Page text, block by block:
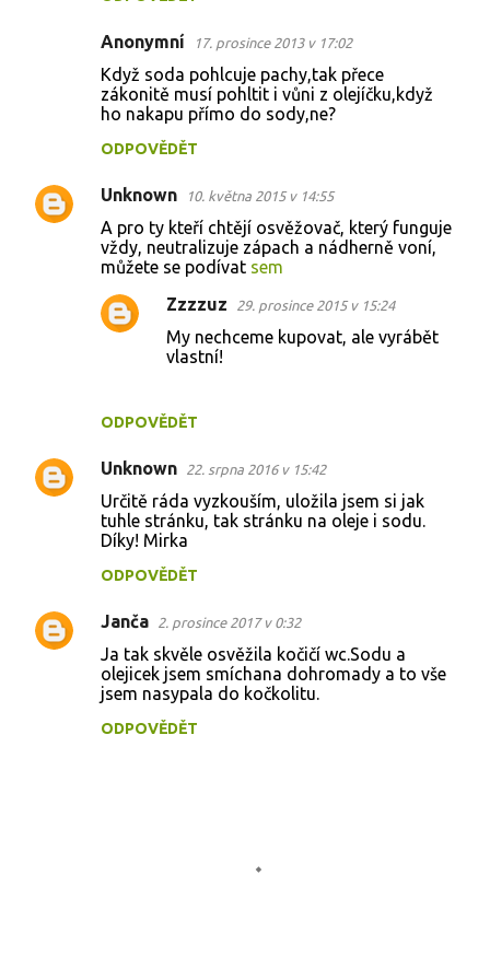
Anonymní 17. prosince 2013 v 17:02
Když soda pohlcuje pachy,tak přece
zákonitě musí pohltit i vůni z olejíčku,když
ho nakapu přímo do sody,ne?
ODPOVĚDĚT
Unknown 10. května 2015 v 14:55
A pro ty kteří chtějí osvěžovač, který funguje
vždy, neutralizuje zápach a nádherně voní,
můžete se podívat sem
ODPOVĚDĚT
Zzzzuz 29. prosince 2015 v 15:24
My nechceme kupovat, ale vyrábět
vlastní!
Unknown 22. srpna 2016 v 15:42
Určitě ráda vyzkouším, uložila jsem si jak
tuhle stránku, tak stránku na oleje i sodu.
Díky! Mirka
ODPOVĚDĚT
Janča 2. prosince 2017 v 0:32
Ja tak skvěle osvěžila kočičí wc.Sodu a
olejicek jsem smíchana dohromady a to vše
jsem nasypala do kočkolitu.
ODPOVĚDĚT